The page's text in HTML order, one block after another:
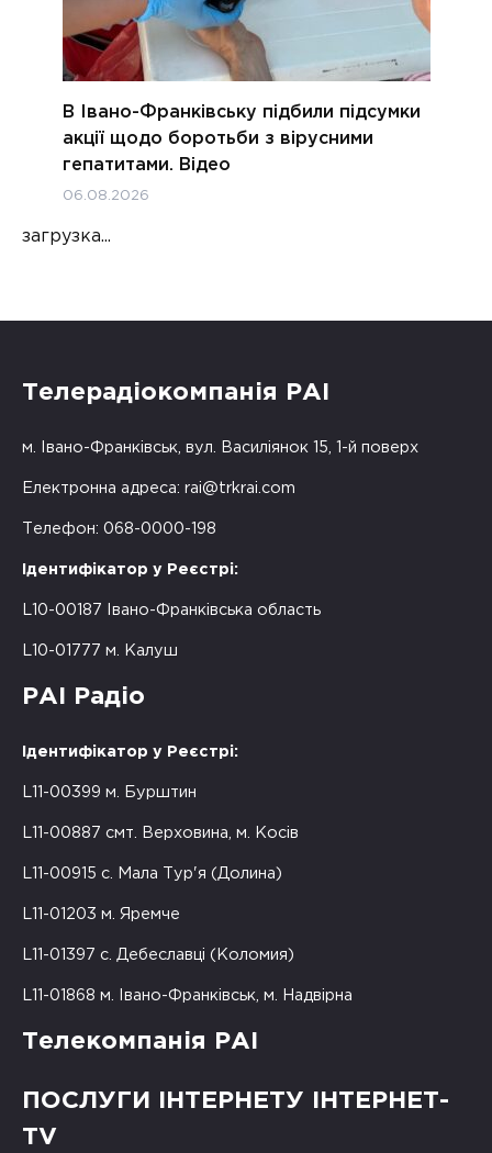
В Івано-Франківську підбили підсумки
акції щодо боротьби з вірусними
гепатитами. Відео
06.08.2026
загрузка...
Телерадіокомпанія РАІ
м. Івано-Франківськ, вул. Василіянок 15, 1-й поверх
Електронна адреса: rai@trkrai.com
Телефон: 068-0000-198
Ідентифікатор у Реєстрі:
L10-00187 Івано-Франківська область
L10-01777 м. Калуш
РАІ Радіо
Ідентифікатор у Реєстрі:
L11-00399 м. Бурштин
L11-00887 смт. Верховина, м. Косів
L11-00915 с. Мала Тур'я (Долина)
L11-01203 м. Яремче
L11-01397 с. Дебеславці (Коломия)
L11-01868 м. Івано-Франківськ, м. Надвірна
Телекомпанія РАІ
ПОСЛУГИ ІНТЕРНЕТУ ІНТЕРНЕТ-
TV